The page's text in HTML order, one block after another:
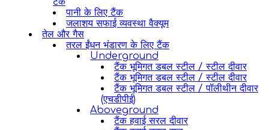
पानी के लिए टैंक
जलाशय सफाई व्यवस्था वैक्यूम
तेल और गैस
तरल ईंधन भंडारण के लिए टैंक
Underground
टैंक भूमिगत डबल स्टील / स्टील दीवार
टैंक भूमिगत डबल स्टील / स्टील दीवार
टैंक भूमिगत डबल स्टील / पॉलीथीन दीवार
(एचडीपीई)
Aboveground
टैंक हवाई सरल दीवार